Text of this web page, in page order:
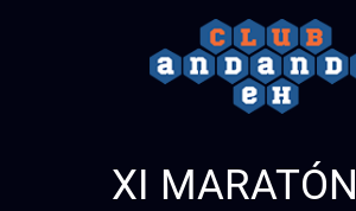
XI